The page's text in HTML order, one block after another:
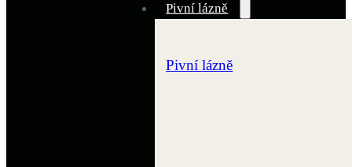
Pivní lázně
Pivní lázně